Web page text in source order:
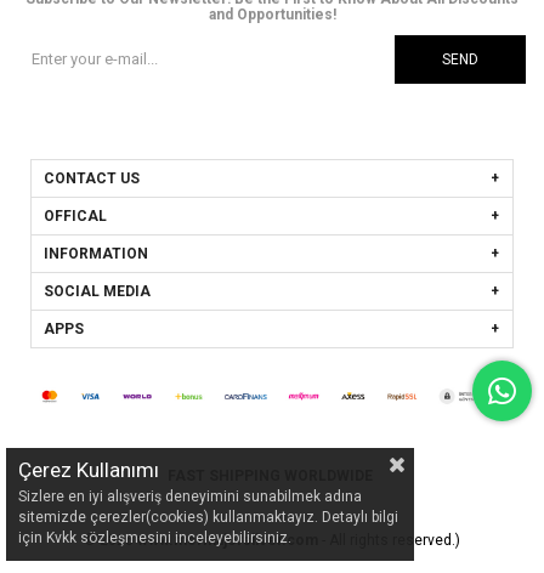
and Opportunities!
SEND
CONTACT US
OFFICAL
INFORMATION
SOCIAL MEDIA
APPS
© 2026www.mormajorsilver.com - All rights reserved.)
Çerez Kullanımı
Sizlere en iyi alışveriş deneyimini sunabilmek adına
sitemizde çerezler(cookies) kullanmaktayız. Detaylı bilgi
için Kvkk sözleşmesini inceleyebilirsiniz.